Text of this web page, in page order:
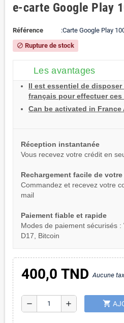
e-carte Google Play
Référence :Carte Google Play
block Rupture de stock
Les avantages
Il est essentiel de
français pour effectuer ces
Can be activated in France
Réception instantanée
Vous recevez votre crédit en
Rechargement facile de
Commandez et recevez votre
mail
Paiement fiable et rapide
Modes de paiement sécurisés :
D17, Bitcoin
400,0 TNDAucune
remove add shopping_cart